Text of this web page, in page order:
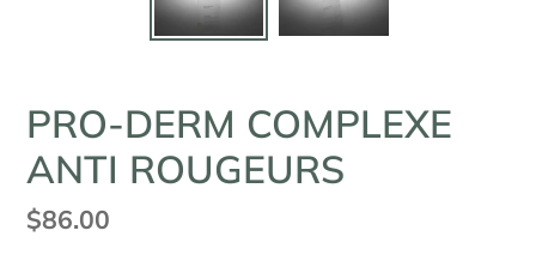
PRO-DERM COMPLEXE
ANTI ROUGEURS
Prix
$86.00